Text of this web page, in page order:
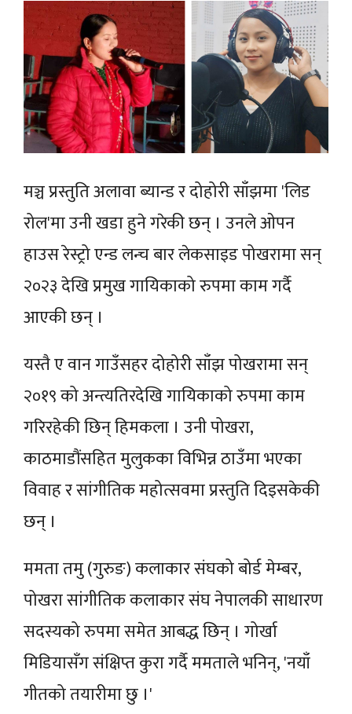
मञ्च प्रस्तुति अलावा ब्यान्ड र दोहोरी साँझमा 'लिड
रोल'मा उनी खडा हुने गरेकी छन् । उनले ओपन
हाउस रेस्ट्रो एन्ड लन्च बार लेकसाइड पोखरामा सन्
२०२३ देखि प्रमुख गायिकाको रुपमा काम गर्दै
आएकी छन् ।
यस्तै ए वान गाउँसहर दोहोरी साँझ पोखरामा सन्
२०१९ को अन्त्यतिरदेखि गायिकाको रुपमा काम
गरिरहेकी छिन् हिमकला । उनी पोखरा,
काठमाडौंसहित मुलुकका विभिन्न ठाउँमा भएका
विवाह र सांगीतिक महोत्सवमा प्रस्तुति दिइसकेकी
छन् ।
ममता तमु (गुरुङ) कलाकार संघको बोर्ड मेम्बर,
पोखरा सांगीतिक कलाकार संघ नेपालकी साधारण
सदस्यको रुपमा समेत आबद्ध छिन् । गोर्खा
मिडियासँग संक्षिप्त कुरा गर्दै ममताले भनिन्, 'नयाँ
गीतको तयारीमा छु ।'